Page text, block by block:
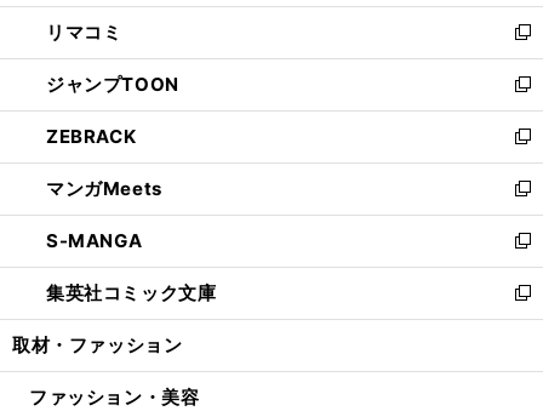
ウ
で
開
く
ン
ド
ウ
で
開
く
ウ
ィ
ン
ド
ウ
で
開
く
し
い
ウ
ィ
ン
ド
ウ
で
開
く
リマコミ
新
し
い
ウ
ィ
ン
ド
ウ
で
開
く
ジャンプTOON
新
し
い
ウ
ィ
ン
ド
ウ
で
開
ZEBRACK
新
し
い
ウ
ィ
ン
ド
ウ
開
マンガMeets
新
し
い
ウ
ィ
ン
ウ
S-MANGA
新
し
い
ウ
ン
集英社コミック文庫
新
し
ウ
取材・ファッション
ファッション・美容